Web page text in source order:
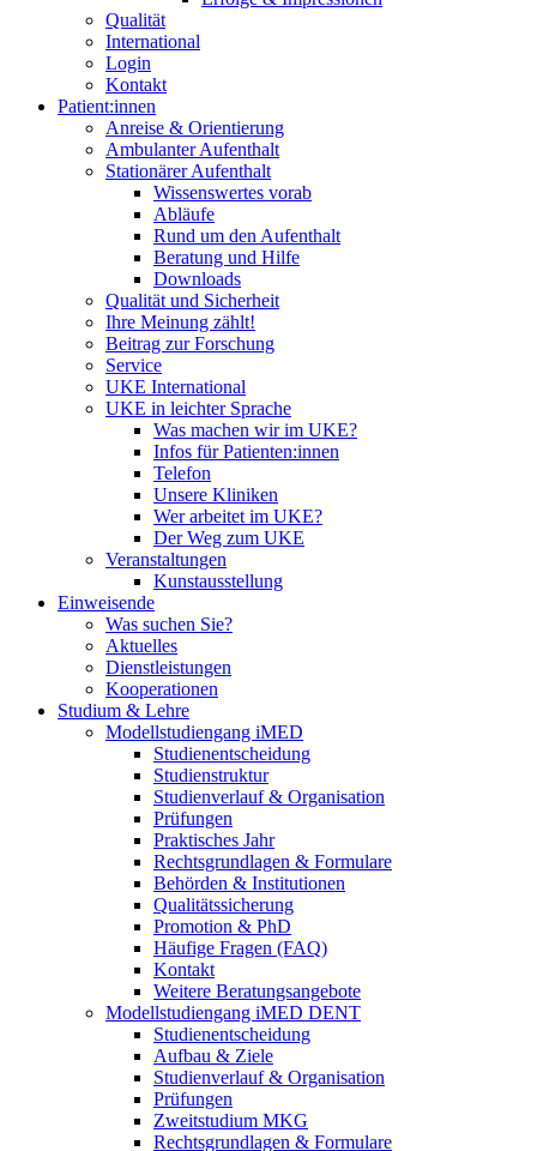
Qualität
International
Login
Kontakt
Patient:innen
Anreise & Orientierung
Ambulanter Aufenthalt
Stationärer Aufenthalt
Wissenswertes vorab
Abläufe
Rund um den Aufenthalt
Beratung und Hilfe
Downloads
Qualität und Sicherheit
Ihre Meinung zählt!
Beitrag zur Forschung
Service
UKE International
UKE in leichter Sprache
Was machen wir im UKE?
Infos für Patienten:innen
Telefon
Unsere Kliniken
Wer arbeitet im UKE?
Der Weg zum UKE
Veranstaltungen
Kunstausstellung
Einweisende
Was suchen Sie?
Aktuelles
Dienstleistungen
Kooperationen
Studium & Lehre
Modellstudiengang iMED
Studienentscheidung
Studienstruktur
Studienverlauf & Organisation
Prüfungen
Praktisches Jahr
Rechtsgrundlagen & Formulare
Behörden & Institutionen
Qualitätssicherung
Promotion & PhD
Häufige Fragen (FAQ)
Kontakt
Weitere Beratungsangebote
Modellstudiengang iMED DENT
Studienentscheidung
Aufbau & Ziele
Studienverlauf & Organisation
Prüfungen
Zweitstudium MKG
Rechtsgrundlagen & Formulare